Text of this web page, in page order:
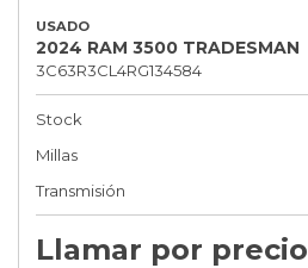
USADO
2024 RAM 3500 TRADESMAN
3C63R3CL4RG134584
Stock
Millas
Transmisión
Llamar por precio